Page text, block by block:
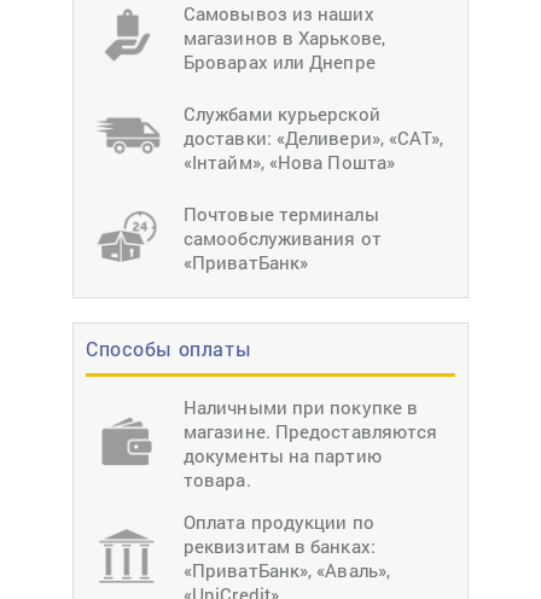
Самовывоз из наших
магазинов в Харькове,
Броварах или Днепре
Службами курьерской
доставки: «Деливери», «САТ»,
«Інтайм», «Нова Пошта»
Почтовые терминалы
самообслуживания от
«ПриватБанк»
Способы оплаты
Наличными при покупке в
магазине. Предоставляются
документы на партию
товара.
Оплата продукции по
реквизитам в банках:
«ПриватБанк», «Аваль»,